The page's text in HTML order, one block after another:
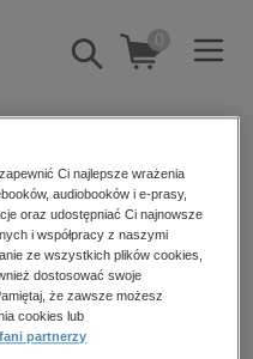
Pokaż/schowaj
wyszukiwarkę
0
Ci najlepsze wrażenia
audiobooków i e-prasy,
oraz udostępniać Ci najnowsze
i współpracy z naszymi
ze wszystkich plików cookies,
dostosować swoje
że zawsze możesz
cookies lub
partnerzy